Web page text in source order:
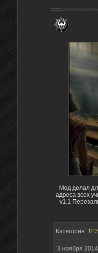
Мод делал
адреса
v1.1
Категория:
3 ноября 2014